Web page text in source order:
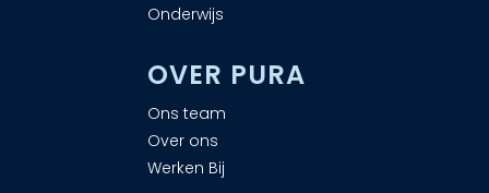
Onderwijs
OVER PURA
Ons team
Over ons
Werken Bij